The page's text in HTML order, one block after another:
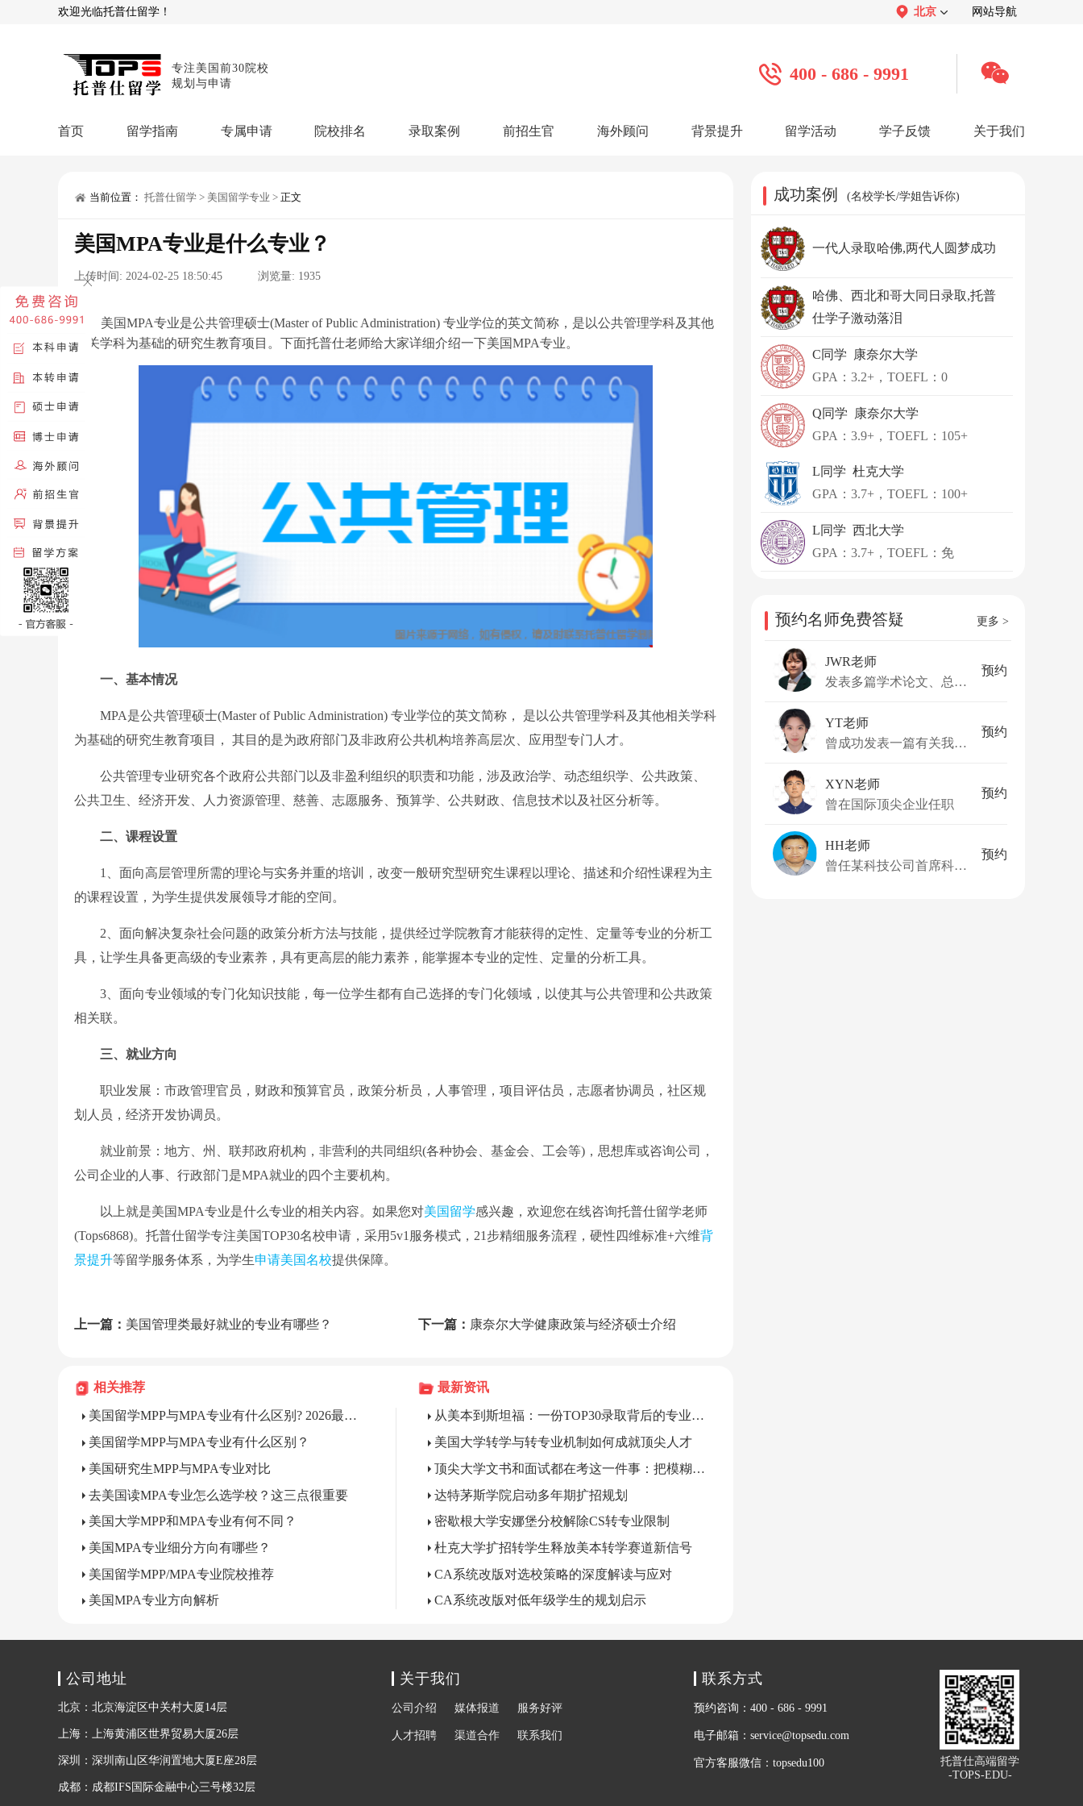
欢迎光临托普仕留学！ 北京 网站导航
专注美国前30院校
规划与申请
400 - 686 - 9991
首页 留学指南
留学攻略
留学资讯 院校资讯
专属申请
本科申请：
博士申请： 博士定制方案
混合申请： 菁英联申计划
留学工具： GPA计算器 留学评估 智能诊断
院校排名 录取案例 前招生官 海外顾问 背景提升 留学活动 学子反馈
学子心声： 感谢视频 学子访谈
关于我们
品牌介绍： 关于我们 公司活动 媒体报道
当前位置： 托普仕留学 > 美国留学专业 > 正文
美国MPA专业是什么专业？
上传时间: 2024-02-25 18:50:45 浏览量: 1935
美国MPA专业是公共管理硕士(Master of Public Administration) 专业学位的英文简称，是以公共管理学科及其他
相关学科为基础的研究生教育项目。下面托普仕老师给大家详细介绍一下美国MPA专业。
一、基本情况
MPA是公共管理硕士(Master of Public Administration) 专业学位的英文简称， 是以公共管理学科及其他相关学科
为基础的研究生教育项目， 其目的是为政府部门及非政府公共机构培养高层次、应用型专门人才。
公共管理专业研究各个政府公共部门以及非盈利组织的职责和功能，涉及政治学、动态组织学、公共政策、
公共卫生、经济开发、人力资源管理、慈善、志愿服务、预算学、公共财政、信息技术以及社区分析等。
二、课程设置
1、面向高层管理所需的理论与实务并重的培训，改变一般研究型研究生课程以理论、描述和介绍性课程为主
的课程设置，为学生提供发展领导才能的空间。
2、面向解决复杂社会问题的政策分析方法与技能，提供经过学院教育才能获得的定性、定量等专业的分析工
具，让学生具备更高级的专业素养，具有更高层的能力素养，能掌握本专业的定性、定量的分析工具。
3、面向专业领域的专门化知识技能，每一位学生都有自己选择的专门化领域，以使其与公共管理和公共政策
相关联。
三、就业方向
职业发展：市政管理官员，财政和预算官员，政策分析员，人事管理，项目评估员，志愿者协调员，社区规
划人员，经济开发协调员。
就业前景：地方、州、联邦政府机构，非营利的共同组织(各种协会、基金会、工会等)，思想库或咨询公司，
公司企业的人事、行政部门是MPA就业的四个主要机构。
以上就是美国MPA专业是什么专业的相关内容。如果您对美国留学感兴趣，欢迎您在线咨询托普仕留学老师
(Tops6868)。托普仕留学专注美国TOP30名校申请，采用5v1服务模式，21步精细服务流程，硬性四维标准+六维背
景提升等留学服务体系，为学生申请美国名校提供保障。
上一篇： 美国管理类最好就业的专业有哪些？ 下一篇： 康奈尔大学健康政策与经济硕士介绍
相关推荐 最新资讯
美国留学MPP与MPA专业有什么区别? 2026最新详解!
美国留学MPP与MPA专业有什么区别？
美国研究生MPP与MPA专业对比
去美国读MPA专业怎么选学校？这三点很重要
美国大学MPP和MPA专业有何不同？
美国MPA专业细分方向有哪些？
美国留学MPP/MPA专业院校推荐
美国MPA专业方向解析
从美本到斯坦福：一份TOP30录取背后的专业支撑
美国大学转学与转专业机制如何成就顶尖人才
顶尖大学文书和面试都在考这一件事：把模糊关心变成精准问题
达特茅斯学院启动多年期扩招规划
密歇根大学安娜堡分校解除CS转专业限制
杜克大学扩招转学生释放美本转学赛道新信号
CA系统改版对选校策略的深度解读与应对
CA系统改版对低年级学生的规划启示
成功案例 (名校学长/学姐告诉你)
一代人录取哈佛,两代人圆梦成功
哈佛、西北和哥大同日录取,托普
仕学子激动落泪
C同学 康奈尔大学
GPA：3.2+，TOEFL：0
Q同学 康奈尔大学
GPA：3.9+，TOEFL：105+
L同学 杜克大学
GPA：3.7+，TOEFL：100+
L同学 西北大学
GPA：3.7+，TOEFL：免
预约名师免费答疑 更多 >
JWR老师
发表多篇学术论文、总引用超500次
预约
YT老师
曾成功发表一篇有关我国尘肺病预防政策的论文并发表于公共艺术与人类发展国际会议。
预约
XYN老师
曾在国际顶尖企业任职
预约
HH老师
曾任某科技公司首席科学家
预约
公司地址
北京：北京海淀区中关村大厦14层
上海：上海黄浦区世界贸易大厦26层
深圳：深圳南山区华润置地大厦E座28层
成都：成都IFS国际金融中心三号楼32层
关于我们
公司介绍 媒体报道 服务好评
人才招聘 渠道合作 联系我们
联系方式
预约咨询：400 - 686 - 9991
电子邮箱：service@topsedu.com
官方客服微信：topsedu100
托普仕高端留学
-TOPS-EDU-